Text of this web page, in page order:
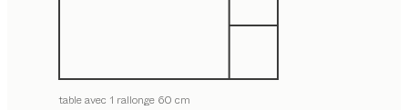
table avec 1 rallonge 60 cm